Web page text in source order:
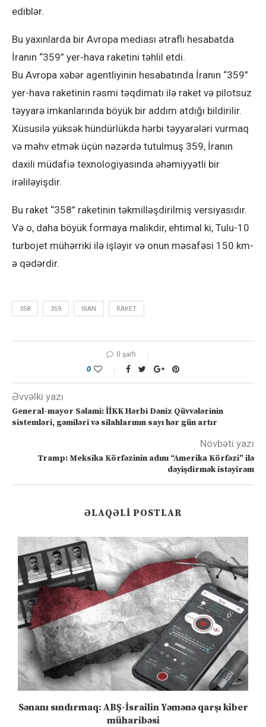
ediblər.
Bu yaxınlarda bir Avropa mediası ətraflı hesabatda
İranın “359” yer-hava raketini təhlil etdi.
Bu Avropa xəbər agentliyinin hesabatında İranın “359”
yer-hava raketinin rəsmi təqdimatı ilə raket və pilotsuz
təyyarə imkanlarında böyük bir addım atdığı bildirilir.
Xüsusilə yüksək hündürlükdə hərbi təyyarələri vurmaq
və məhv etmək üçün nəzərdə tutulmuş 359, İranın
daxili müdafiə texnologiyasında əhəmiyyətli bir
irəliləyişdir.
Bu raket “358” raketinin təkmilləşdirilmiş versiyasıdır.
Və o, daha böyük formaya malikdir, ehtimal ki, Tulu-10
turbojet mühərriki ilə işləyir və onun məsafəsi 150 km-
ə qədərdir.
358 359 İRAN RAKET
0 şərh
0
Əvvəlki yazı
General-mayor Səlami: İİKK Hərbi Dəniz Qüvvələrinin
sistemləri, gəmiləri və silahlarının sayı hər gün artır
Növbəti yazı
Tramp: Meksika Körfəzinin adını “Amerika Körfəzi” ilə
dəyişdirmək istəyirəm
ƏLAQƏLI POSTLAR
Sənanı sındırmaq: ABŞ-İsrailin Yəmənə qarşı kiber
müharibəsi